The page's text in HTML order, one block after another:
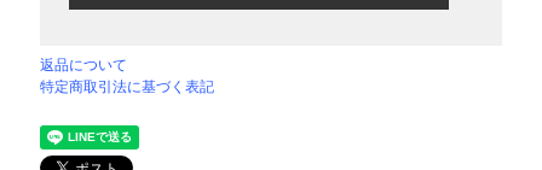
返品について
特定商取引法に基づく表記